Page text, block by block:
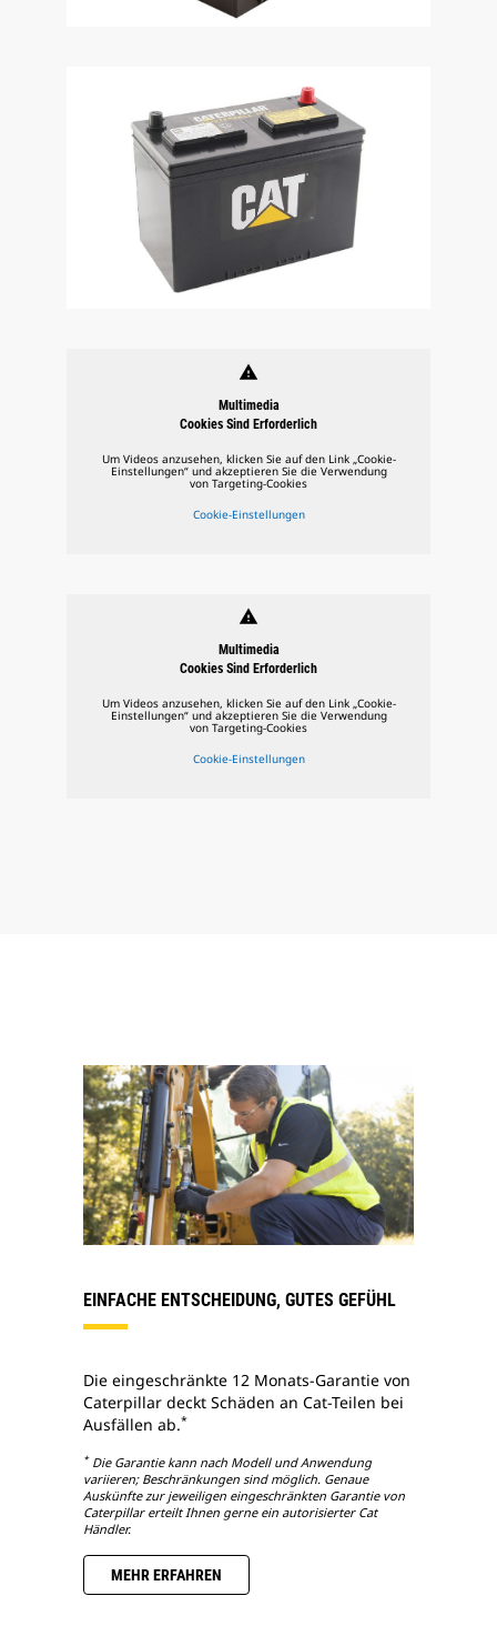
warning
Multimedia
Cookies Sind Erforderlich
Um Videos anzusehen, klicken Sie auf den Link „Cookie-
Einstellungen“ und akzeptieren Sie die Verwendung
von Targeting-Cookies
Cookie-Einstellungen
warning
Multimedia
Cookies Sind Erforderlich
Um Videos anzusehen, klicken Sie auf den Link „Cookie-
Einstellungen“ und akzeptieren Sie die Verwendung
von Targeting-Cookies
Cookie-Einstellungen
EINFACHE ENTSCHEIDUNG, GUTES GEFÜHL
Die eingeschränkte 12 Monats-Garantie von
Caterpillar deckt Schäden an Cat-Teilen bei
Ausfällen ab.*
*Die Garantie kann nach Modell und Anwendung
variieren; Beschränkungen sind möglich. Genaue
Auskünfte zur jeweiligen eingeschränkten Garantie von
Caterpillar erteilt Ihnen gerne ein autorisierter Cat
Händler.
MEHR ERFAHREN